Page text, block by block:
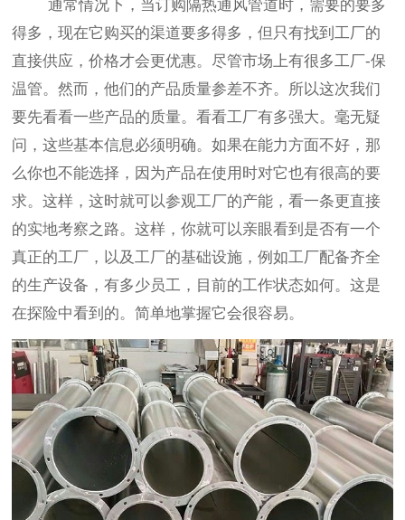
通常情况下，当订购隔热通风管道时，需要的要多
得多，现在它购买的渠道要多得多，但只有找到工厂的
直接供应，价格才会更优惠。尽管市场上有很多工厂-保
温管。然而，他们的产品质量参差不齐。所以这次我们
要先看看一些产品的质量。看看工厂有多强大。毫无疑
问，这些基本信息必须明确。如果在能力方面不好，那
么你也不能选择，因为产品在使用时对它也有很高的要
求。这样，这时就可以参观工厂的产能，看一条更直接
的实地考察之路。这样，你就可以亲眼看到是否有一个
真正的工厂，以及工厂的基础设施，例如工厂配备齐全
的生产设备，有多少员工，目前的工作状态如何。这是
在探险中看到的。简单地掌握它会很容易。